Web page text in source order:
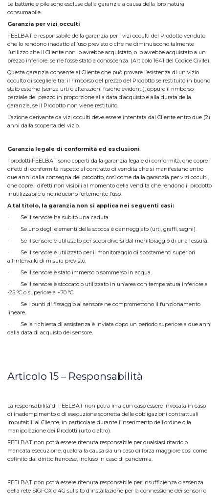
Le batterie e pile sono escluse dalla garanzia a causa della loro natura
consumabile.
Garanzia per vizi occulti
FEELBAT è responsabile della garanzia per i vizi occulti del Prodotto venduto
che lo rendono inadatto all’uso previsto o che ne diminuiscono talmente
l’utilizzo che il Cliente non lo avrebbe acquistato, o lo avrebbe acquistato a un
prezzo inferiore, se ne fosse stato a conoscenza. (Articolo 1641 del Codice Civile).
Questa garanzia consente al Cliente che può provare l’esistenza di un vizio
occulto di scegliere tra: il rimborso del prezzo del Prodotto se restituito in buono
stato esterno (senza urti o alterazioni fisiche evidenti), oppure il rimborso
parziale del prezzo in proporzione alla data d’acquisto e alla durata della
garanzia, se il Prodotto non viene restituito.
L’azione derivante da vizi occulti deve essere intentata dal Cliente entro due (2)
anni dalla scoperta del vizio.
Garanzia legale di conformità ed esclusioni
I prodotti FEELBAT sono coperti dalla garanzia legale di conformità, che copre i
difetti di conformità rispetto al contratto di vendita che si manifestano entro
due anni dalla consegna del prodotto, così come dalla garanzia per vizi occulti,
che copre i difetti non visibili al momento della vendita che rendono il prodotto
inutilizzabile o ne riducono fortemente l’uso.
A tal titolo, la garanzia non si applica nei seguenti casi:
· Se il sensore ha subito una caduta.
· Se uno degli elementi della scocca è danneggiato (urti, graffi, segni).
· Se il sensore è utilizzato per scopi diversi dal monitoraggio di una fessura.
· Se il sensore è utilizzato per il monitoraggio di spostamenti superiori
all’intervallo di misura previsto.
· Se il sensore è stato immerso o sommerso in acqua.
· Se il sensore è stoccato o utilizzato in un’area con temperatura inferiore a
-25 °C o superiore a +70 °C.
· Se i punti di fissaggio al sensore ne compromettono il funzionamento
lineare.
· Se la richiesta di assistenza è inviata dopo un periodo superiore a due anni
dalla data di acquisto del sensore.
Articolo 15 – Responsabilità
La responsabilità di FEELBAT non potrà in alcun caso essere invocata in caso
di inadempimento o di esecuzione scorretta delle obbligazioni contrattuali
imputabili al Cliente, in particolare durante l’inserimento dell’ordine o la
manipolazione dei Prodotti (urto o altro).
FEELBAT non potrà essere ritenuta responsabile per qualsiasi ritardo o
mancata esecuzione, qualora la causa sia un caso di forza maggiore così come
definito dal diritto francese, incluso in caso di pandemia.
FEELBAT non potrà essere ritenuta responsabile per insufficienza o assenza
della rete SIGFOX o 4G sul sito d’installazione per la connessione dei sensori o